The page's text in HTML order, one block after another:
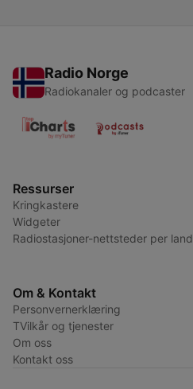
Radio Norge
Radiokanaler og podcaster
Ressurser
Kringkastere
Widgeter
Radiostasjoner-nettsteder per land
Om & Kontakt
Personvernerklæring
TVilkår og tjenester
Om oss
Kontakt oss